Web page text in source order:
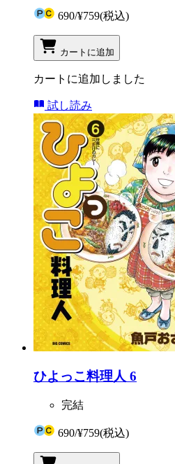
690/¥759(税込)
カートに追加
カートに追加しました
試し読み
ひよっこ料理人 6
完結
690/¥759(税込)